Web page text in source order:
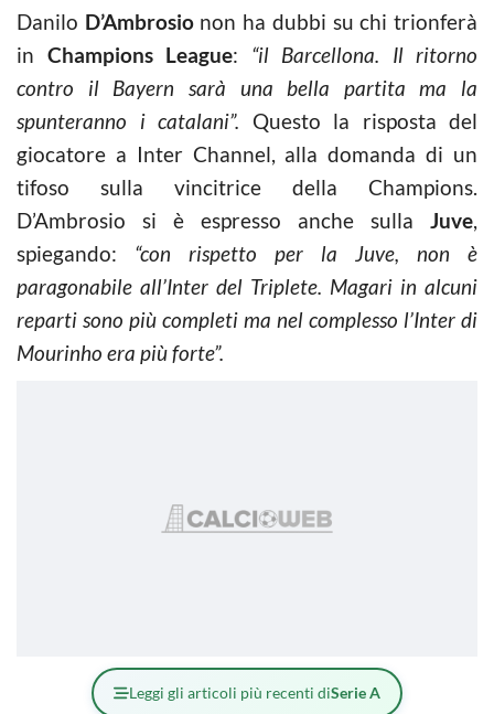
Danilo D’Ambrosionon ha dubbi su chi trionferà
in Champions League: “il Barcellona. Il ritorno
contro il Bayern sarà una bella partita ma la
spunteranno i catalani”. Questo la risposta del
giocatore a Inter Channel, alla domanda di un
tifoso sulla vincitrice della Champions.
D’Ambrosio si è espresso anche sulla Juve,
spiegando: “con rispetto per la Juve, non è
paragonabile all’Inter del Triplete. Magari in alcuni
reparti sono più completi ma nel complesso l’Inter di
Mourinho era più forte”.
Leggi gli articoli più recenti diSerie A